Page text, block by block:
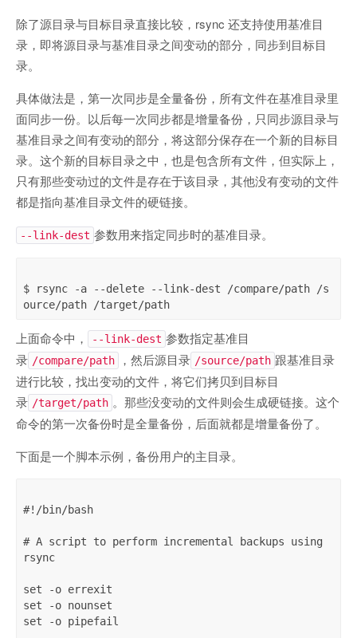
除了源目录与目标目录直接比较，rsync 还支持使用基准目
录，即将源目录与基准目录之间变动的部分，同步到目标目
录。
具体做法是，第一次同步是全量备份，所有文件在基准目录里
面同步一份。以后每一次同步都是增量备份，只同步源目录与
基准目录之间有变动的部分，将这部分保存在一个新的目标目
录。这个新的目标目录之中，也是包含所有文件，但实际上，
只有那些变动过的文件是存在于该目录，其他没有变动的文件
都是指向基准目录文件的硬链接。
--link-dest 参数用来指定同步时的基准目录。
$ rsync -a --delete --link-dest /compare/path /s
上面命令中， --link-dest 参数指定基准目
录 /compare/path ，然后源目录 /source/path 跟基准目录
进行比较，找出变动的文件，将它们拷贝到目标目
录 /target/path 。那些没变动的文件则会生成硬链接。这个
命令的第一次备份时是全量备份，后面就都是增量备份了。
下面是一个脚本示例，备份用户的主目录。
#!/bin/bash
# A script to perform incremental backups using
rsync
set -o errexit
set -o nounset
set -o pipefail